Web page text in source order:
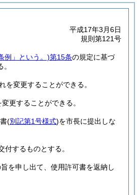
平成17年3月6日
規則第121号
例」という。)第15条の規定に基づ
を変更することができる。
更することができる。
(別記第1号様式)を市長に提出しな
付するものとする。
を申し出て、使用許可書を返納し